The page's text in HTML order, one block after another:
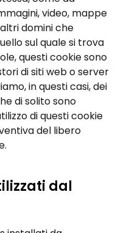
video, mappe
domini che
sul quale si trova
questi cookie sono
di siti web o server
in questi casi, dei
di solito sono
di questi cookie
del libero
dal